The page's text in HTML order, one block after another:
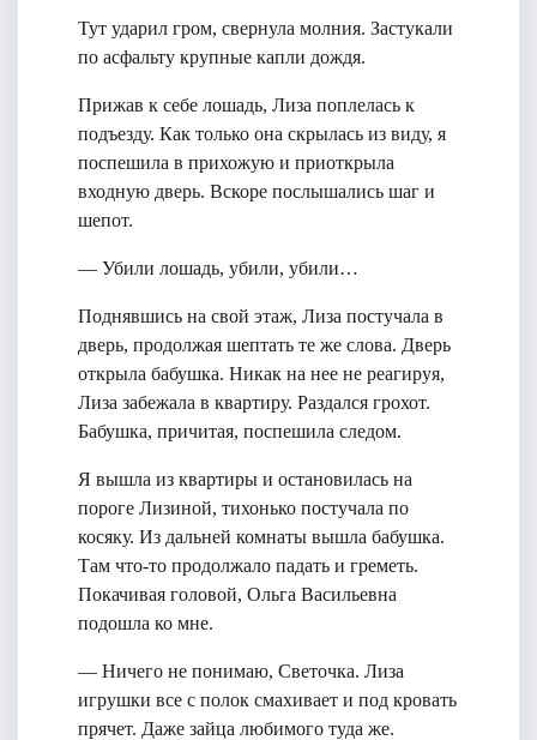
Тут ударил гром, свернула молния. Застукали
по асфальту крупные капли дождя.
Прижав к себе лошадь, Лиза поплелась к
подъезду. Как только она скрылась из виду, я
поспешила в прихожую и приоткрыла
входную дверь. Вскоре послышались шаг и
шепот.
— Убили лошадь, убили, убили…
Поднявшись на свой этаж, Лиза постучала в
дверь, продолжая шептать те же слова. Дверь
открыла бабушка. Никак на нее не реагируя,
Лиза забежала в квартиру. Раздался грохот.
Бабушка, причитая, поспешила следом.
Я вышла из квартиры и остановилась на
пороге Лизиной, тихонько постучала по
косяку. Из дальней комнаты вышла бабушка.
Там что-то продолжало падать и греметь.
Покачивая головой, Ольга Васильевна
подошла ко мне.
— Ничего не понимаю, Светочка. Лиза
игрушки все с полок смахивает и под кровать
прячет. Даже зайца любимого туда же.